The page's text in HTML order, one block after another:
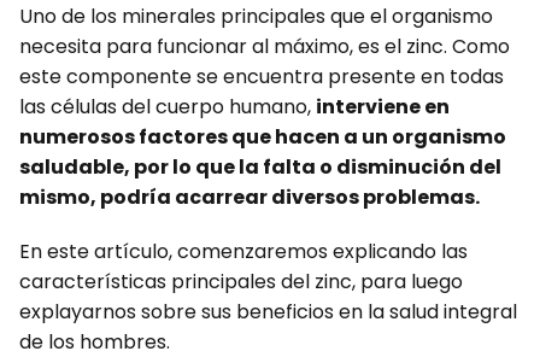
Uno de los minerales principales que el organismo
necesita para funcionar al máximo, es el zinc. Como
este componente se encuentra presente en todas
las células del cuerpo humano, interviene en
numerosos factores que hacen a un organismo
saludable, por lo que la falta o disminución del
mismo, podría acarrear diversos problemas.
En este artículo, comenzaremos explicando las
características principales del zinc, para luego
explayarnos sobre sus beneficios en la salud integral
de los hombres.